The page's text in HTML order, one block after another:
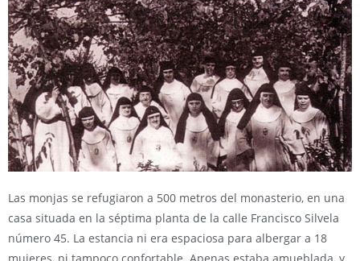
Las monjas se refugiaron a 500 metros del monasterio, en una
casa situada en la séptima planta de la calle Francisco Silvela
número 45. La estancia ni era espaciosa para albergar a 18